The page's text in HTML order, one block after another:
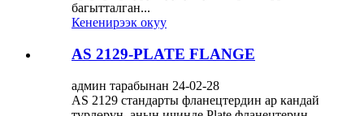
багытталган...
Кененирээк окуу
AS 2129-PLATE FLANGE
админ тарабынан 24-02-28
AS 2129 стандарты фланецтердин ар кандай